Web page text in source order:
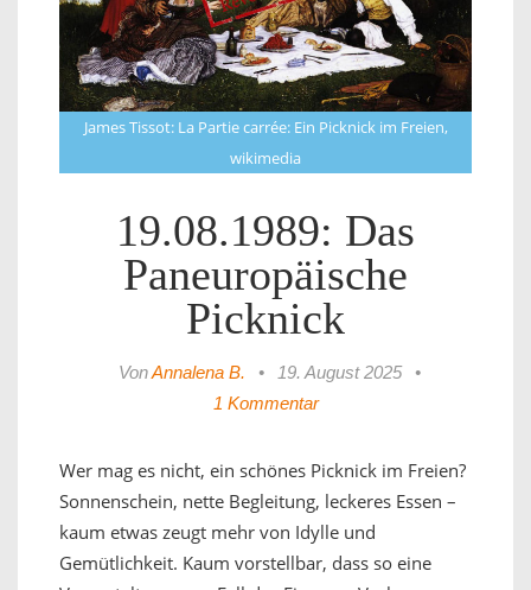
James Tissot: La Partie carrée: Ein Picknick im Freien,
wikimedia
19.08.1989: Das
Paneuropäische
Picknick
VonAnnalena B. • 19. August 2025
•
1 Kommentar
Wer mag es nicht, ein schönes Picknick im Freien?
Sonnenschein, nette Begleitung, leckeres Essen –
kaum etwas zeugt mehr von Idylle und
Gemütlichkeit. Kaum vorstellbar, dass so eine